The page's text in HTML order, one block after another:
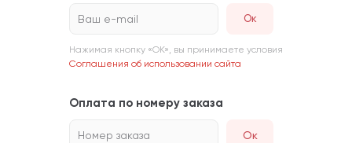
Ваш e-mail
Нажимая кнопку «ОК», вы принимаете условия
Соглашения об использовании сайта
Оплата по номеру заказа
Номер заказа Ок